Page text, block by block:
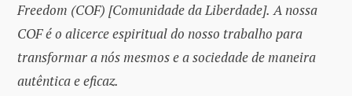
Freedom (COF) [Comunidade da Liberdade]. A nossa
COF é o alicerce espiritual do nosso trabalho para
transformar a nós mesmos e a sociedade de maneira
autêntica e eficaz.